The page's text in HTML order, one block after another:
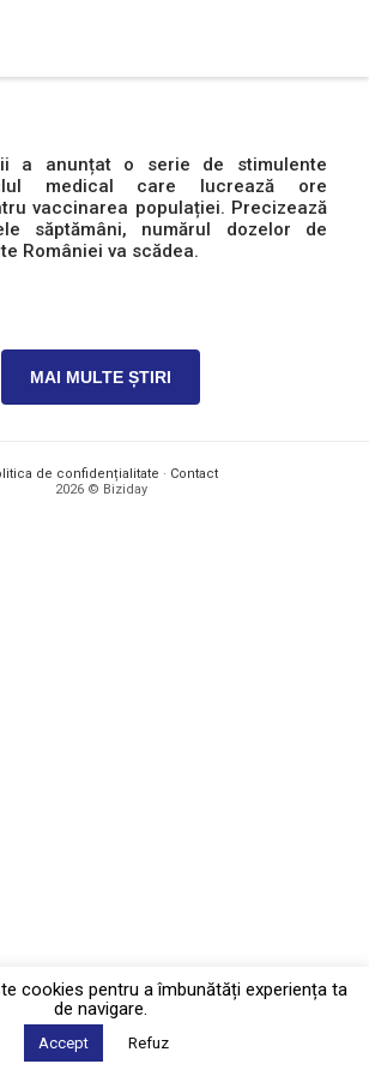
a anunțat o serie de stimulente
medical care lucrează ore
vaccinarea populației. Precizează
săptămâni, numărul dozelor de
României va scădea.
MAI MULTE ȘTIRI
de confidențialitate · Contact
2026 © Biziday
cookies pentru a îmbunătăți experiența ta
de navigare.
Accept Refuz